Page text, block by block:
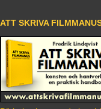
ATT SKRIVA